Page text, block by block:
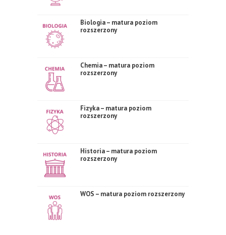
Biologia – matura poziom
rozszerzony
Chemia – matura poziom
rozszerzony
Fizyka – matura poziom
rozszerzony
Historia – matura poziom
rozszerzony
WOS – matura poziom rozszerzony